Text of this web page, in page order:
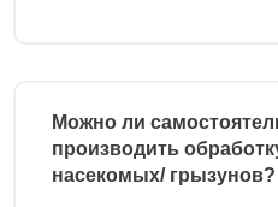
Можно ли
производить
насекомых/ грызунов?